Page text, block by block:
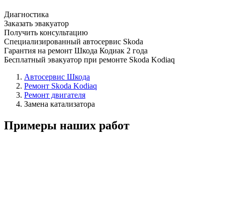
Диагностика
Заказать эвакуатор
Получить консультацию
Специализированный автосервис Skoda
Гарантия на ремонт Шкода Кодиак 2 года
Бесплатный эвакуатор при ремонте Skoda Kodiaq
Автосервис Шкода
Ремонт Skoda Kodiaq
Ремонт двигателя
Замена катализатора
Примеры наших работ